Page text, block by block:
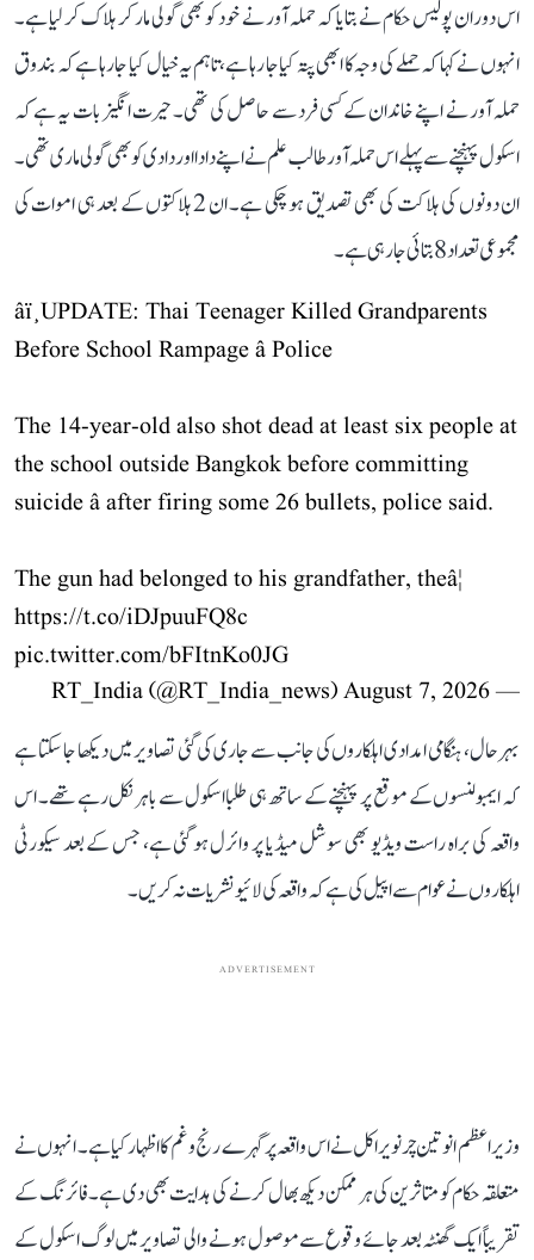
اس دوران پولیس حکام نے بتایا کہ حملہ آور نے خود کو بھی گولی مار کر ہلاک کر لیا ہے۔
انہوں نے کہا کہ حملے کی وجہ کا ابھی پتہ کیا جا رہا ہے، تاہم یہ خیال کیا جا رہا ہے کہ بندوق
حملہ آور نے اپنے خاندان کے کسی فرد سے حاصل کی تھی۔ حیرت انگیز بات یہ ہے کہ
اسکول پہنچنے سے پہلے اس حملہ آور طالب علم نے اپنے دادا اور دادی کو بھی گولی ماری تھی۔
ان دونوں کی ہلاکت کی بھی تصدیق ہو چکی ہے۔ ان 2 ہلاکتوں کے بعد ہی اموات کی
مجموعی تعداد 8 بتائی جا رہی ہے۔
âï¸UPDATE: Thai Teenager Killed Grandparents
Before School Rampage â Police
The 14-year-old also shot dead at least six people at
the school outside Bangkok before committing
suicide â after firing some 26 bullets, police said.
The gun had belonged to his grandfather, theâ¦
https://t.co/iDJpuuFQ8c
pic.twitter.com/bFItnKo0JG
— RT_India (@RT_India_news)
August 7, 2026
بہرحال، ہنگامی امدادی اہلکاروں کی جانب سے جاری کی گئی تصاویر میں دیکھا جا سکتا ہے
کہ ایمبولنسوں کے موقع پر پہنچنے کے ساتھ ہی طلبا اسکول سے باہر نکل رہے تھے۔ اس
واقعہ کی براہ راست ویڈیو بھی سوشل میڈیا پر وائرل ہو گئی ہے، جس کے بعد سیکورٹی
اہلکاروں نے عوام سے اپیل کی ہے کہ واقعہ کی لائیو نشریات نہ کریں۔
ADVERTISEMENT
وزیر اعظم انوتین چرنویراکل نے اس واقعہ پر گہرے رنج و غم کا اظہار کیا ہے۔ انہوں نے
متعلقہ حکام کو متاثرین کی ہر ممکن دیکھ بھال کرنے کی ہدایت بھی دی ہے۔ فائرنگ کے
تقریباً ایک گھنٹہ بعد جائے وقوع سے موصول ہونے والی تصاویر میں لوگ اسکول کے